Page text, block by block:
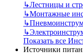
↳Лестницы и
↳Монтажные
↳
↳
Показать все
Источники